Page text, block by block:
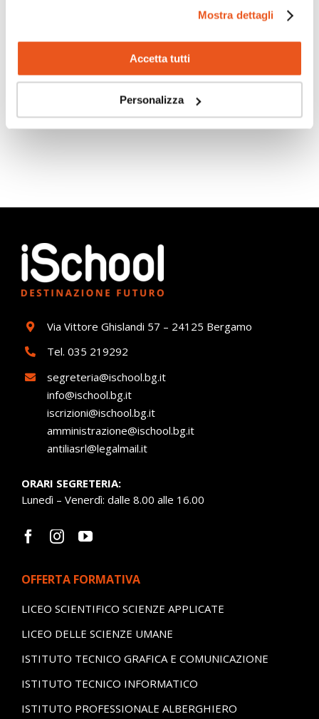
Mostra dettagli
Accetta tutti
Personalizza
Scopri di più
Via Vittore Ghislandi 57 – 24125 Bergamo
Tel. 035 219292
segreteria@ischool.bg.it
info@ischool.bg.it
iscrizioni@ischool.bg.it
amministrazione@ischool.bg.it
antiliasrl@legalmail.it
ORARI SEGRETERIA:
Lunedì – Venerdì: dalle 8.00 alle 16.00
OFFERTA FORMATIVA
LICEO SCIENTIFICO SCIENZE APPLICATE
LICEO DELLE SCIENZE UMANE
ISTITUTO TECNICO GRAFICA E COMUNICAZIONE
ISTITUTO TECNICO INFORMATICO
ISTITUTO PROFESSIONALE ALBERGHIERO